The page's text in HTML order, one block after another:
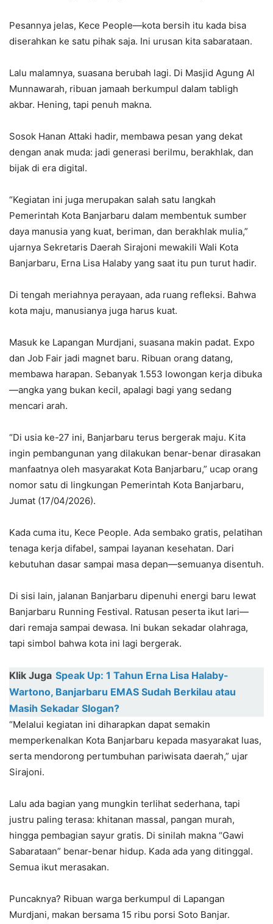
Pesannya jelas, Kece People—kota bersih itu kada bisa
diserahkan ke satu pihak saja. Ini urusan kita sabarataan.
Lalu malamnya, suasana berubah lagi. Di Masjid Agung Al
Munnawarah, ribuan jamaah berkumpul dalam tabligh
akbar. Hening, tapi penuh makna.
Sosok Hanan Attaki hadir, membawa pesan yang dekat
dengan anak muda: jadi generasi berilmu, berakhlak, dan
bijak di era digital.
“Kegiatan ini juga merupakan salah satu langkah
Pemerintah Kota Banjarbaru dalam membentuk sumber
daya manusia yang kuat, beriman, dan berakhlak mulia,”
ujarnya Sekretaris Daerah Sirajoni mewakili Wali Kota
Banjarbaru, Erna Lisa Halaby yang saat itu pun turut hadir.
Di tengah meriahnya perayaan, ada ruang refleksi. Bahwa
kota maju, manusianya juga harus kuat.
Masuk ke Lapangan Murdjani, suasana makin padat. Expo
dan Job Fair jadi magnet baru. Ribuan orang datang,
membawa harapan. Sebanyak 1.553 lowongan kerja dibuka
—angka yang bukan kecil, apalagi bagi yang sedang
mencari arah.
“Di usia ke-27 ini, Banjarbaru terus bergerak maju. Kita
ingin pembangunan yang dilakukan benar-benar dirasakan
manfaatnya oleh masyarakat Kota Banjarbaru,” ucap orang
nomor satu di lingkungan Pemerintah Kota Banjarbaru,
Jumat (17/04/2026).
Kada cuma itu, Kece People. Ada sembako gratis, pelatihan
tenaga kerja difabel, sampai layanan kesehatan. Dari
kebutuhan dasar sampai masa depan—semuanya disentuh.
Di sisi lain, jalanan Banjarbaru dipenuhi energi baru lewat
Banjarbaru Running Festival. Ratusan peserta ikut lari—
dari remaja sampai dewasa. Ini bukan sekadar olahraga,
tapi simbol bahwa kota ini lagi bergerak.
Klik Juga Speak Up: 1 Tahun Erna Lisa Halaby-
Wartono, Banjarbaru EMAS Sudah Berkilau atau
Masih Sekadar Slogan?
“Melalui kegiatan ini diharapkan dapat semakin
memperkenalkan Kota Banjarbaru kepada masyarakat luas,
serta mendorong pertumbuhan pariwisata daerah,” ujar
Sirajoni.
Lalu ada bagian yang mungkin terlihat sederhana, tapi
justru paling terasa: khitanan massal, pangan murah,
hingga pembagian sayur gratis. Di sinilah makna “Gawi
Sabarataan” benar-benar hidup. Kada ada yang ditinggal.
Semua ikut merasakan.
Puncaknya? Ribuan warga berkumpul di Lapangan
Murdjani, makan bersama 15 ribu porsi Soto Banjar.